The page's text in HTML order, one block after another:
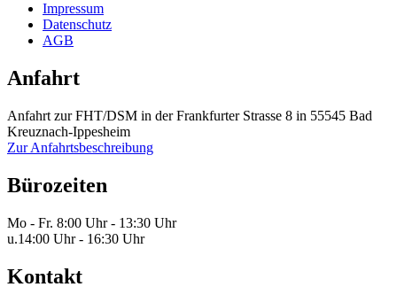
Impressum
Datenschutz
AGB
Anfahrt
Anfahrt zur FHT/DSM in der Frankfurter Strasse 8 in 55545 Bad
Kreuznach-Ippesheim
Zur Anfahrtsbeschreibung
Bürozeiten
Mo - Fr. 8:00 Uhr - 13:30 Uhr
u.14:00 Uhr - 16:30 Uhr
Kontakt